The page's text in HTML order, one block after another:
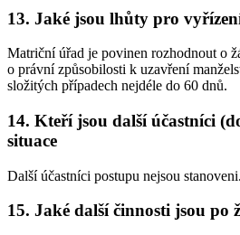
13. Jaké jsou lhůty pro
Matriční úřad je povinen rozhodnout o
o právní způsobilosti k uzavření
složitých případech nejdéle do 60 dnů.
14. Kteří jsou další účastníci
situace
Další účastníci postupu nejsou stanoveni.
15. Jaké další činnosti jsou po